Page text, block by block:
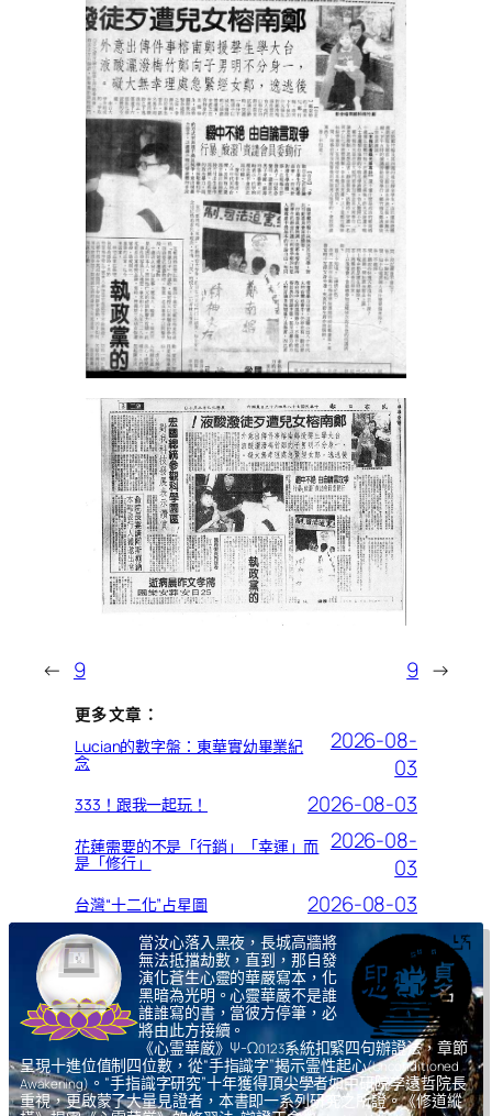
← 9 9 →
更多文章：
Lucian的數字盤：東華實幼畢業紀
念
2026-08-
03
333！跟我一起玩！ 2026-08-03
花蓮需要的不是「行銷」「幸運」而
是「修行」
2026-08-
03
台灣“十二化”占星圖 2026-08-03
當汝心落入黑夜，長城高牆將
無法抵擋劫數，直到，那自發
演化蒼生心靈的華嚴寫本，化
黑暗為光明。心靈華嚴不是誰
誰誰寫的書，當彼方停筆，必
將由此方接續。
《心霊華厳》Ψ-Ω0123系統扣緊四句辦證法，章節
呈現十進位值制四位數，從“手指識字”揭示霊性起心(Unconditioned
Awakening) 。“手指識字研究”十年獲得頂尖學者如中研院李遠哲院長
重視，更啟蒙了大量見證者，本書即一系列研究之所證。《修道縱